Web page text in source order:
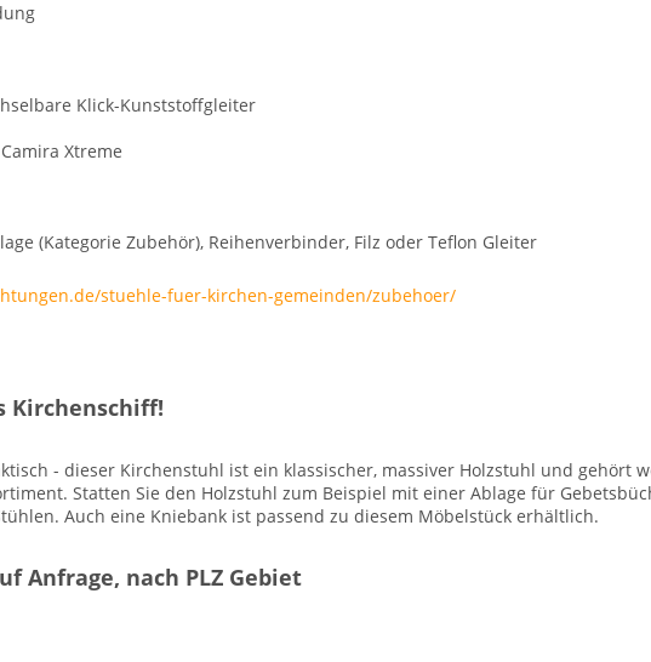
Klick-Kunststoffgleiter
Xtreme
(Kategorie Zubehör), Reihenverbinder, Filz oder Teflon Gleiter
stuehle-fuer-kirchen-gemeinden/zubehoer/
Kirchenschiff!
- dieser Kirchenstuhl ist ein klassischer, massiver Holzstuhl und gehört
Statten Sie den Holzstuhl zum Beispiel mit einer Ablage für
Auch eine Kniebank ist passend zu diesem Möbelstück erhältlich.
Anfrage, nach PLZ Gebiet